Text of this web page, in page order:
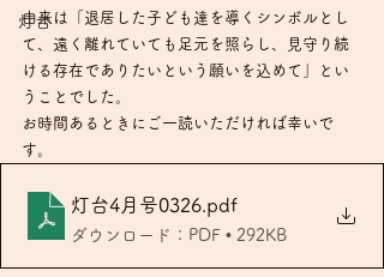
灯台
由来は「退居した子ども達を導くシンボルとし
て、遠く離れていても足元を照らし、見守り続
ける存在でありたいという願いを込めて」とい
うことでした。
お時間あるときにご一読いただければ幸いで
す。
灯台4月号0326 .pdf
ダウンロード：PDF • 292KB